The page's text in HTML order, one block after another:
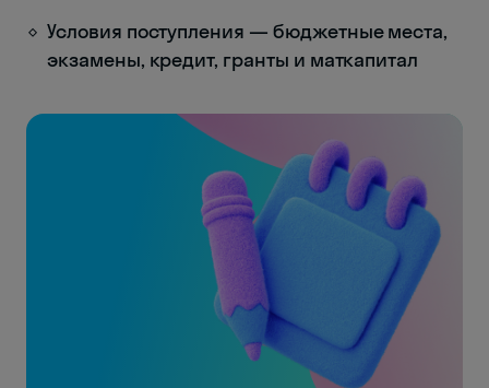
Условия поступления — бюджетные места,
экзамены, кредит, гранты и маткапитал